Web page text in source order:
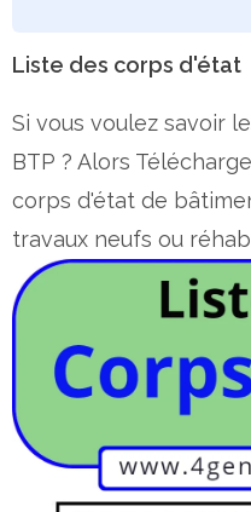
Liste des corps d'état
Si vous voulez savoir
BTP ? Alors
corps d'état de
travaux neufs ou